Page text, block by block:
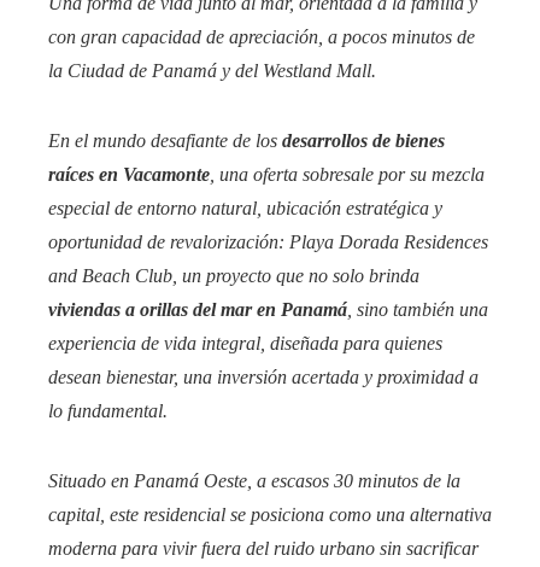
con gran capacidad de apreciación, a pocos minutos de
la Ciudad de Panamá y del Westland Mall.
En el mundo desafiante de los desarrollos de bienes
raíces en Vacamonte , una oferta sobresale por su mezcla
especial de entorno natural, ubicación estratégica y
oportunidad de revalorización: Playa Dorada Residences
and Beach Club, un proyecto que no solo brinda
viviendas a orillas del mar en Panamá , sino también una
experiencia de vida integral, diseñada para quienes
desean bienestar, una inversión acertada y proximidad a
lo fundamental.
Situado en Panamá Oeste, a escasos 30 minutos de la
capital, este residencial se posiciona como una alternativa
moderna para vivir fuera del ruido urbano sin sacrificar